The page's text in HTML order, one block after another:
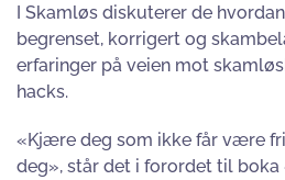
I Skamløs diskuterer de
begrenset, korrigert og
erfaringer på veien mot
hacks.
«Kjære deg som ikke får være
deg», står det i forordet til boka